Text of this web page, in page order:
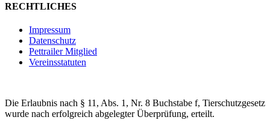
RECHTLICHES
Impressum
Datenschutz
Pettrailer Mitglied
Vereinsstatuten
Die Erlaubnis nach § 11, Abs. 1, Nr. 8 Buchstabe f, Tierschutzgesetz
wurde nach erfolgreich abgelegter Überprüfung, erteilt.